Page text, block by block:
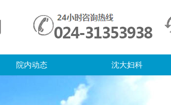
院内动态 沈大妇科